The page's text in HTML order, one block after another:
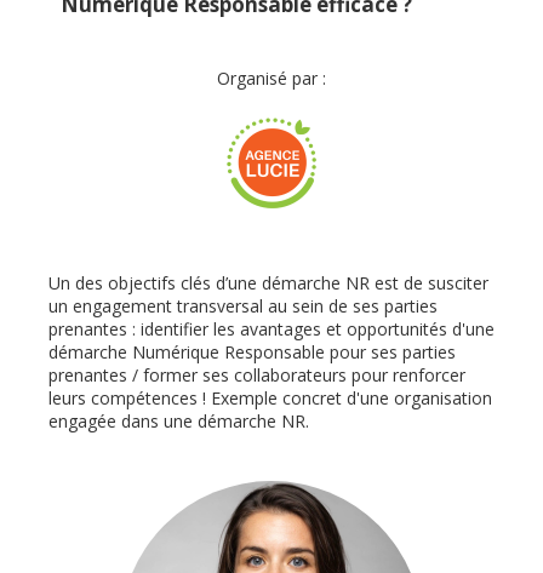
Organisé par :
Un des objectifs clés d’une démarche NR est de susciter
un engagement transversal au sein de ses parties
prenantes : identifier les avantages et opportunités d'une
démarche Numérique Responsable pour ses parties
prenantes / former ses collaborateurs pour renforcer
leurs compétences ! Exemple concret d'une organisation
engagée dans une démarche NR.